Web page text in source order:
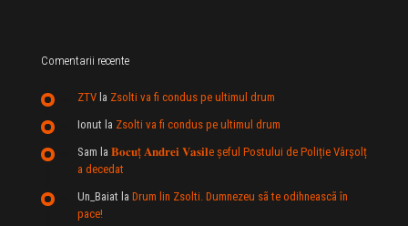
Comentarii recente
ZTV la Zsolti va fi condus pe ultimul drum
Ionut la Zsolti va fi condus pe ultimul drum
Sam la 𝐁𝐨𝐜𝐮ț 𝐀𝐧𝐝𝐫𝐞𝐢 𝐕𝐚𝐬𝐢𝐥e şeful Postului de Poliție Vârșolț
a decedat
Un_Baiat la Drum lin Zsolti. Dumnezeu sã te odihneascã în
pace!